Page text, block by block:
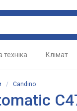
техніка Клімат
/ Candino